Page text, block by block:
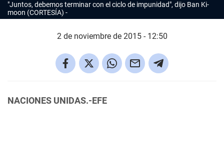
"Juntos, debemos terminar con el ciclo de impunidad", dijo Ban Ki-
moon (CORTESÍA)
2 de noviembre de 2015 - 12:50
NACIONES UNIDAS.-EFE